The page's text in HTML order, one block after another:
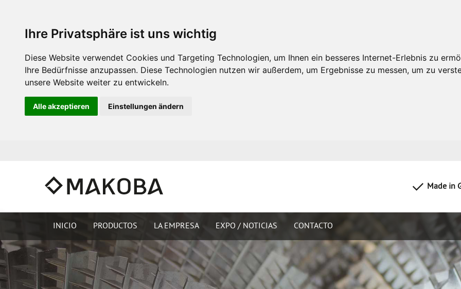
Ihre Privatsphäre ist uns wichtig
Diese Website verwendet Cookies und Targeting Technologien, um Ihnen ein besseres Internet-Erlebnis zu
Ihre Bedürfnisse anzupassen. Diese Technologien nutzen wir außerdem, um Ergebnisse zu messen, um zu
unsere Website weiter zu entwickeln.
Alle akzeptieren Einstellungen ändern
Made in
INICIO PRODUCTOS LA EMPRESA EXPO / NOTICIAS CONTACTO